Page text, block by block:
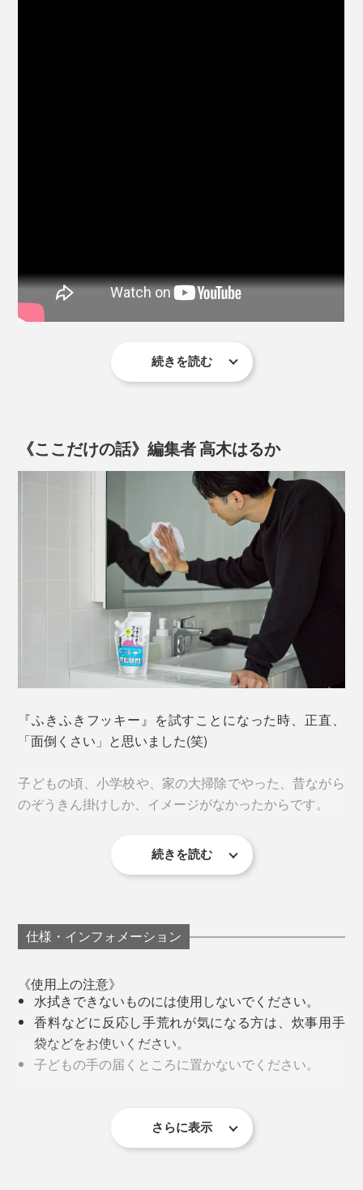
洗剤のベタつきも、二度拭きの必要も、ありません。
ホコリが落ちるので、天井から壁、窓ガラス、床と、部
『ふきふきフッキー』入りの洗浄液で洗うと、汚れたぞうきんも真っ白に！洗浄
ふつう、汚れたぞうきんを、水で洗っても、黒ずみはも
うとれませんが、『ふきふきフッキー』入りの洗浄液
は、違います。
ぞうきんを洗った洗浄液そのものは、もちろん黒く濁り
ますが、くり返し使ってOK。めんどうなバケツの水替
えは、必要なし。
窓ガラスから、フローリング床の隅々まで、約15畳の部
『ふきふきフッキー』1パック(300㎖)で、60回分の拭き
掃除ができる計算です。
天井、壁、ドア、窓ガラス、床はもちろん、照明器具や
スイッチパネル、窓サッシ、ブラインド、家具といった
動画は『ふきふきフッキー』をつくった、がんこ本舗オススメの掃除方法
洗剤が、下水をとおって海へ流れていく間に、微生物な
どによって分解されて、水へ戻っていく－－。
これを「易生分解（いせいぶんかい）」と言いますが、
『ふきふきフッキー』の易生分解性は、世界的なOECD
基準のDOC法試験において、21日間で達成したことを
確認しています。
また、外部試験機関にて、帯電性も試験済み。「比較的
ふきフッキー』での掃除後は、ホコリがつきにくいので
す。
汚れがキレイになるし、掃除自体もラクだし、ぞうきん
掛けが、こんなに楽しくなるとは！
「♪ふきふきフッキー、きれいキレイ～」
続きを読む
《ここだけの話》編集者 高木はるか
『ふきふきフッキー』を試すことになった時、正直、
「面倒くさい」と思いました(笑)
子どもの頃、小学校や、家の大掃除でやった、昔ながら
のぞうきん掛けしか、イメージがなかったからです。
汚れで黒ずんだぞうきんで拭いて、「汚れがとれている
でも、『ふきふきフッキー』は違った！
続きを読む
仕様・インフォメーション
《使用上の注意》
水拭きできないものには使用しないでください。
香料などに反応し手荒れが気になる方は、炊事用手
袋などをお使いください。
子どもの手の届くところに置かないでください。
目に入ったり、飲み込んだ際は、すすぐ、水を飲
む、洗い流すなどの処置をして、異常がある場合は
さらに表示